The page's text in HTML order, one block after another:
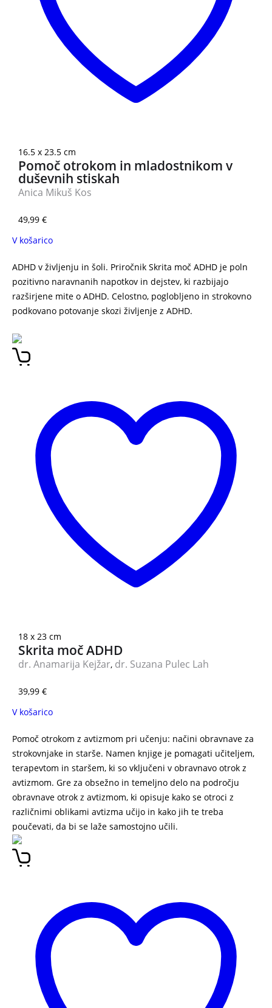
16.5 x 23.5 cm
Pomoč otrokom in mladostnikom v
duševnih stiskah
Anica Mikuš Kos
49,99 €
V košarico
ADHD v življenju in šoli. Priročnik Skrita moč ADHD je poln
pozitivno naravnanih napotkov in dejstev, ki razbijajo
razširjene mite o ADHD. Celostno, poglobljeno in strokovno
podkovano potovanje skozi življenje z ADHD.
18 x 23 cm
Skrita moč ADHD
dr. Anamarija Kejžar, dr. Suzana Pulec Lah
39,99 €
V košarico
Pomoč otrokom z avtizmom pri učenju: načini obravnave za
strokovnjake in starše. Namen knjige je pomagati učiteljem,
terapevtom in staršem, ki so vključeni v obravnavo otrok z
avtizmom. Gre za obsežno in temeljno delo na področju
obravnave otrok z avtizmom, ki opisuje kako se otroci z
različnimi oblikami avtizma učijo in kako jih te treba
poučevati, da bi se laže samostojno učili.